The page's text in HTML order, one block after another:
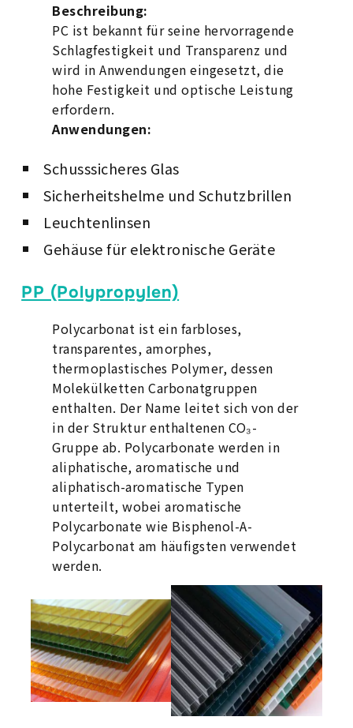
Beschreibung:
PC ist bekannt für seine hervorragende
Schlagfestigkeit und Transparenz und
wird in Anwendungen eingesetzt, die
hohe Festigkeit und optische Leistung
erfordern.
Anwendungen:
Schusssicheres Glas
Sicherheitshelme und Schutzbrillen
Leuchtenlinsen
Gehäuse für elektronische Geräte
PP (Polypropylen)
Polycarbonat ist ein farbloses,
transparentes, amorphes,
thermoplastisches Polymer, dessen
Molekülketten Carbonatgruppen
enthalten. Der Name leitet sich von der
in der Struktur enthaltenen CO₃-
Gruppe ab. Polycarbonate werden in
aliphatische, aromatische und
aliphatisch-aromatische Typen
unterteilt, wobei aromatische
Polycarbonate wie Bisphenol-A-
Polycarbonat am häufigsten verwendet
werden.